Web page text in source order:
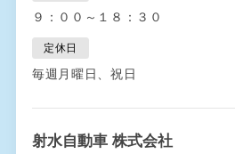
９：００～１８：３０
定休日
毎週月曜日、祝日
射水自動車 株式会社